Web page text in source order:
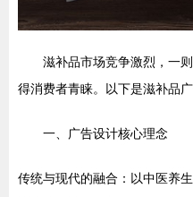
滋补品市场竞争激烈，一
得消费者青睐。以下是滋补品
一、广告设计核心理念
传统与现代的融合：以中医养